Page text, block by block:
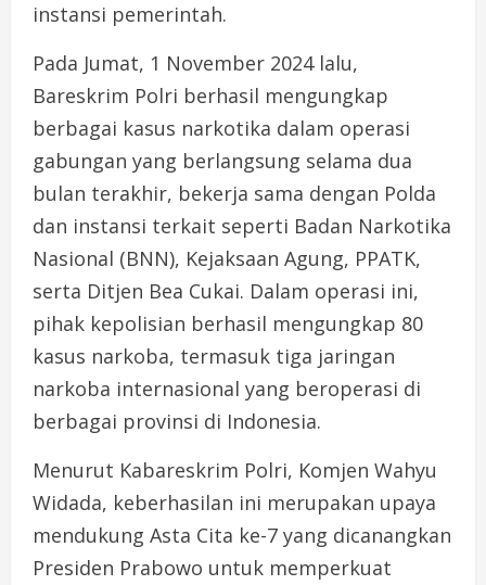
instansi pemerintah.
Pada Jumat, 1 November 2024 lalu,
Bareskrim Polri berhasil mengungkap
berbagai kasus narkotika dalam operasi
gabungan yang berlangsung selama dua
bulan terakhir, bekerja sama dengan Polda
dan instansi terkait seperti Badan Narkotika
Nasional (BNN), Kejaksaan Agung, PPATK,
serta Ditjen Bea Cukai. Dalam operasi ini,
pihak kepolisian berhasil mengungkap 80
kasus narkoba, termasuk tiga jaringan
narkoba internasional yang beroperasi di
berbagai provinsi di Indonesia.
Menurut Kabareskrim Polri, Komjen Wahyu
Widada, keberhasilan ini merupakan upaya
mendukung Asta Cita ke-7 yang dicanangkan
Presiden Prabowo untuk memperkuat